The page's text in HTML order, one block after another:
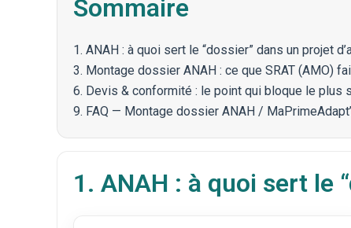
Sommaire
1. ANAH : à quoi sert le “dossier” dans un projet
3. Montage dossier ANAH : ce que SRAT (AMO)
6. Devis & conformité : le point qui bloque le plus
9. FAQ — Montage dossier ANAH / MaPrimeAdapt’
1. ANAH : à quoi sert le